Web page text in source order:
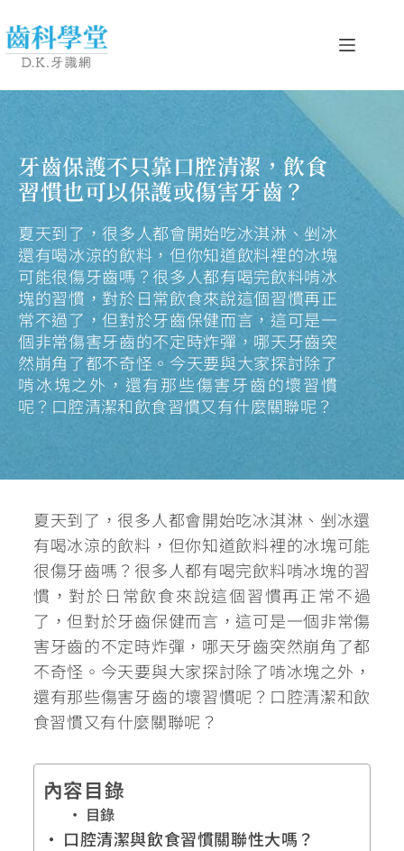
牙齒保護不只靠口腔清潔，飲食
習慣也可以保護或傷害牙齒？
夏天到了，很多人都會開始吃冰淇淋、剉冰
還有喝冰涼的飲料，但你知道飲料裡的冰塊
可能很傷牙齒嗎？很多人都有喝完飲料啃冰
塊的習慣，對於日常飲食來說這個習慣再正
常不過了，但對於牙齒保健而言，這可是一
個非常傷害牙齒的不定時炸彈，哪天牙齒突
然崩角了都不奇怪。今天要與大家探討除了
啃冰塊之外，還有那些傷害牙齒的壞習慣
呢？口腔清潔和飲食習慣又有什麼關聯呢？
夏天到了，很多人都會開始吃冰淇淋、剉冰還
有喝冰涼的飲料，但你知道飲料裡的冰塊可能
很傷牙齒嗎？很多人都有喝完飲料啃冰塊的習
慣，對於日常飲食來說這個習慣再正常不過
了，但對於牙齒保健而言，這可是一個非常傷
害牙齒的不定時炸彈，哪天牙齒突然崩角了都
不奇怪。今天要與大家探討除了啃冰塊之外，
還有那些傷害牙齒的壞習慣呢？口腔清潔和飲
食習慣又有什麼關聯呢？
內容目錄
目錄
口腔清潔與飲食習慣關聯性大嗎？